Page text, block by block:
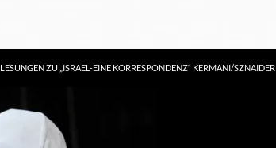
LESUNGEN ZU „ISRAEL-EINE KORRESPONDENZ“ KERMANI/SZNAIDER